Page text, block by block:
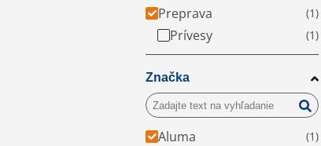
Preprava
Prívesy
Značka
Aluma